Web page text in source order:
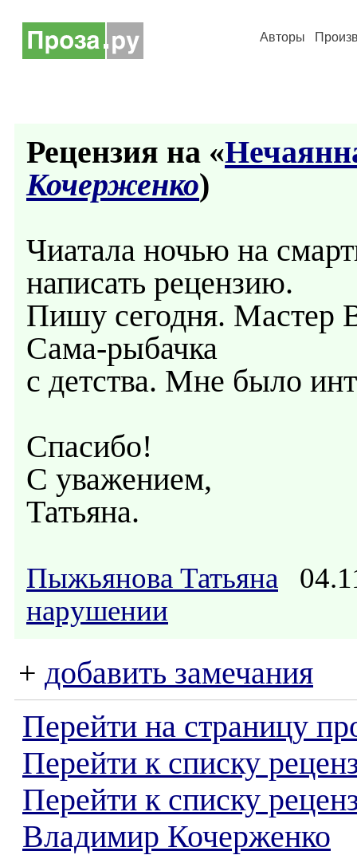
Авторы
Рецензия на «
Кочерженко)
Чиатала ночью на
написать рецензию.
Пишу сегодня. Мастер
Сама-рыбачка
с детства. Мне было
Спасибо!
С уважением,
Татьяна.
Пыжьянова Татьяна
нарушении
+ добавить замечания
Перейти на страницу
Перейти к списку
Перейти к списку
Владимир Кочерженко